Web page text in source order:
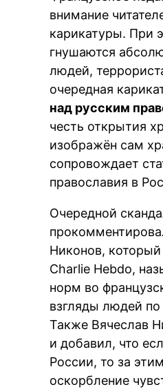
внимание
карикатуры. При
гнушаются
людей,
очередная
над русским
честь открытия
изображён сам
сопровождает
православия в
Очередной
Никонов,
Charlie Hebdo,
норм во
взгляды людей
Также Вячеслав
и добавил, что
России, то за
оскорбление